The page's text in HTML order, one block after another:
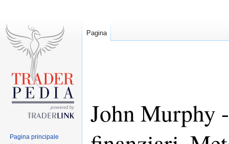
John Murphy
Pagina
Pagina principale